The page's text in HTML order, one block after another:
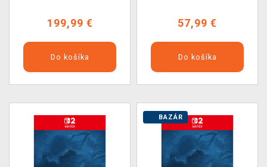
199,99 €
Do košíka
57,99 €
Do košíka
BAZÁR